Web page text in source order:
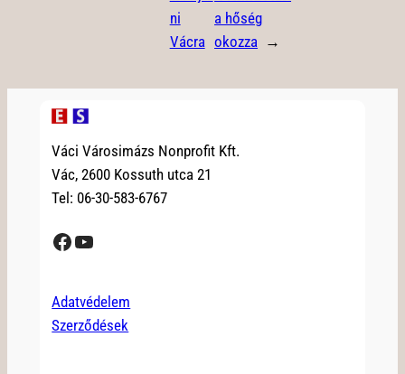
ni
Vácra
a hőség
okozza →
Váci Városimázs Nonprofit Kft.
Vác, 2600 Kossuth utca 21
Tel: 06-30-583-6767
Facebook YouTube
Adatvédelem
Szerződések